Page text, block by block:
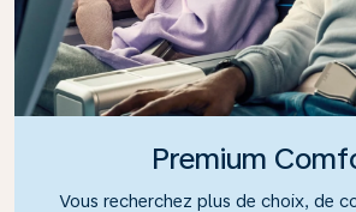
Premium
Vous recherchez plus de choix, de